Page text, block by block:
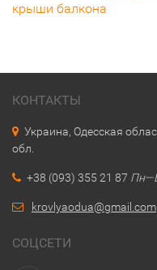
крыши балкона
КОНТАКТЫ
Украина, Одесская
обл.
+38 (093) 355 21 87
krovlyaodua@gmail.com
СОЦСЕТИ